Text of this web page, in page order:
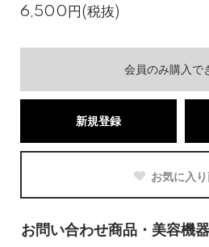
6,500円(税抜)
会員のみ購入で
新規登録
お気に入
お問い合わせ商品・美容機